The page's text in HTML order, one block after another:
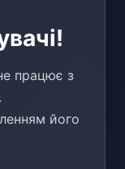
працює з
його